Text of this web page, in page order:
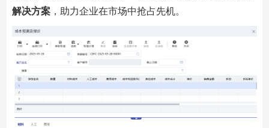
解决方案，助力企业在市场中抢占先机。